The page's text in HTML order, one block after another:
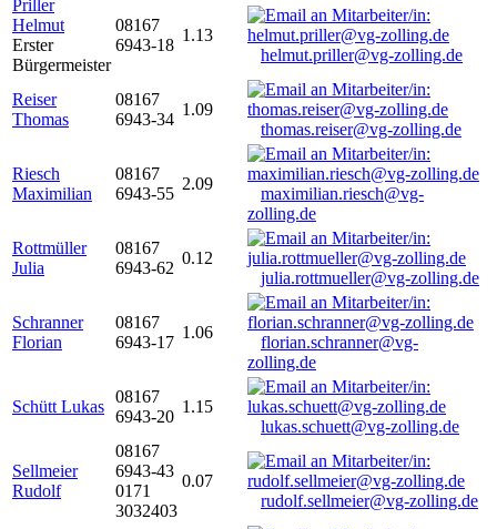
Priller
Helmut
Erster
Bürgermeister
08167
6943-18
1.13
helmut.priller@vg-zolling.de
Reiser
Thomas
08167
6943-34
1.09
thomas.reiser@vg-zolling.de
Riesch
Maximilian
08167
6943-55
2.09
maximilian.riesch@vg-
zolling.de
Rottmüller
Julia
08167
6943-62
0.12
julia.rottmueller@vg-zolling.de
Schranner
Florian
08167
6943-17
1.06
florian.schranner@vg-
zolling.de
Schütt Lukas
08167
6943-20
1.15
lukas.schuett@vg-zolling.de
Sellmeier
Rudolf
08167
6943-43
0171
3032403
0.07
rudolf.sellmeier@vg-zolling.de